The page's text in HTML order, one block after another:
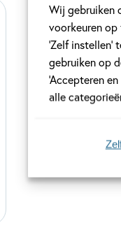
Wij gebruiken
voorkeuren
‘Zelf
gebruiken op
‘Accepteren
alle